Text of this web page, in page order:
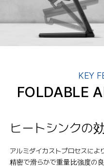
KEY
FOLDABLE
ヒートシンクの
アルミダイカストプロセスによ
精密で滑らかで重量比強度の